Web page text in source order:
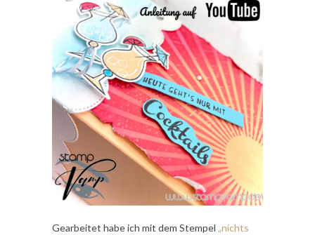
Gearbeitet habe ich mit dem Stempel „nichts